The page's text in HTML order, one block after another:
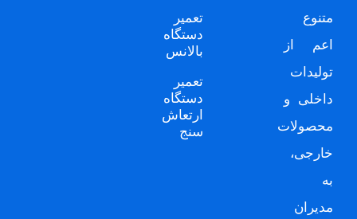
متنوع
اعم از
تولیدات
داخلی و
محصولات
خارجی،
به
مدیران
تعمیر
دستگاه
بالانس
تعمیر
دستگاه
ارتعاش
سنج